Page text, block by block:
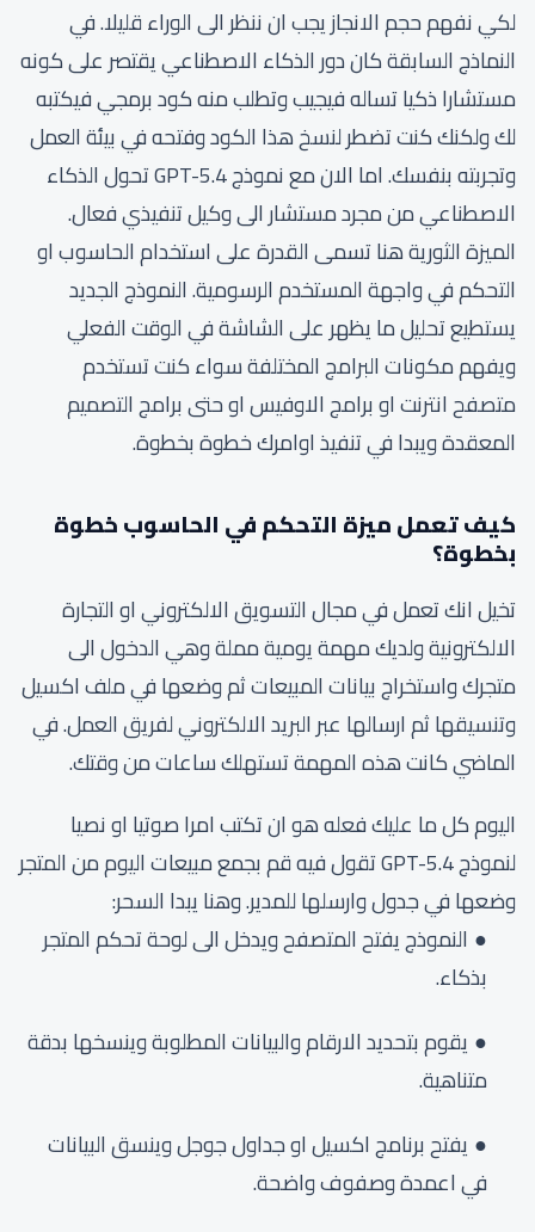
لكي نفهم حجم الانجاز يجب ان ننظر الى الوراء قليلا. في
النماذج السابقة كان دور الذكاء الاصطناعي يقتصر على كونه
مستشارا ذكيا تساله فيجيب وتطلب منه كود برمجي فيكتبه
لك ولكنك كنت تضطر لنسخ هذا الكود وفتحه في بيئة العمل
وتجربته بنفسك. اما الان مع نموذج GPT-5.4 تحول الذكاء
الاصطناعي من مجرد مستشار الى وكيل تنفيذي فعال.
الميزة الثورية هنا تسمى القدرة على استخدام الحاسوب او
التحكم في واجهة المستخدم الرسومية. النموذج الجديد
يستطيع تحليل ما يظهر على الشاشة في الوقت الفعلي
ويفهم مكونات البرامج المختلفة سواء كنت تستخدم
متصفح انترنت او برامج الاوفيس او حتى برامج التصميم
المعقدة ويبدا في تنفيذ اوامرك خطوة بخطوة.
كيف تعمل ميزة التحكم في الحاسوب خطوة
بخطوة؟
تخيل انك تعمل في مجال التسويق الالكتروني او التجارة
الالكترونية ولديك مهمة يومية مملة وهي الدخول الى
متجرك واستخراج بيانات المبيعات ثم وضعها في ملف اكسيل
وتنسيقها ثم ارسالها عبر البريد الالكتروني لفريق العمل. في
الماضي كانت هذه المهمة تستهلك ساعات من وقتك.
اليوم كل ما عليك فعله هو ان تكتب امرا صوتيا او نصيا
لنموذج GPT-5.4 تقول فيه قم بجمع مبيعات اليوم من المتجر
وضعها في جدول وارسلها للمدير. وهنا يبدا السحر:
النموذج يفتح المتصفح ويدخل الى لوحة تحكم المتجر
بذكاء.
يقوم بتحديد الارقام والبيانات المطلوبة وينسخها بدقة
متناهية.
يفتح برنامج اكسيل او جداول جوجل وينسق البيانات
في اعمدة وصفوف واضحة.